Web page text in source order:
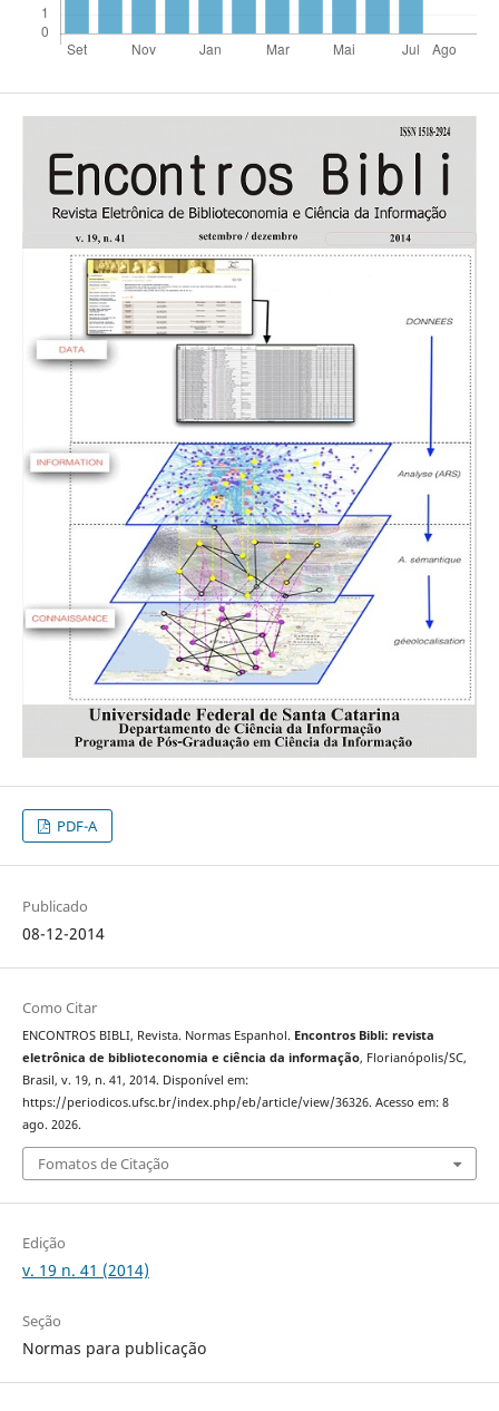
PDF-A
Publicado
08-12-2014
Como Citar
ENCONTROS BIBLI, Revista. Normas Espanhol. Encontros Bibli: revista
eletrônica de biblioteconomia e ciência da informação, Florianópolis/SC,
Brasil, v. 19, n. 41, 2014. Disponível em:
https://periodicos.ufsc.br/index.php/eb/article/view/36326. Acesso em: 8
ago. 2026.
Fomatos de Citação
Edição
v. 19 n. 41 (2014)
Seção
Normas para publicação